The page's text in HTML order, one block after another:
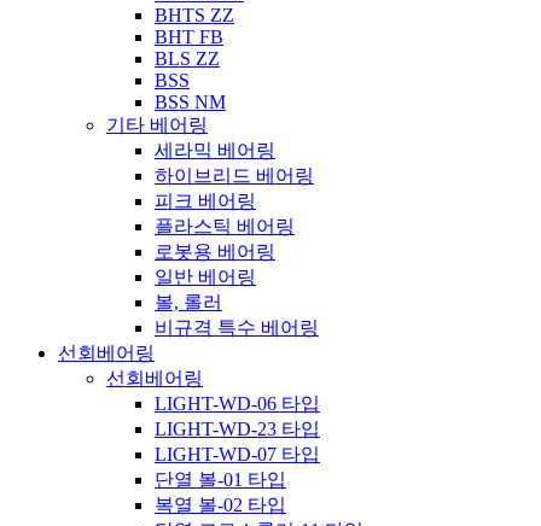
BHTS ZZ
BHT FB
BLS ZZ
BSS
BSS NM
기타 베어링
세라믹 베어링
하이브리드 베어링
피크 베어링
플라스틱 베어링
로봇용 베어링
일반 베어링
볼, 롤러
비규격 특수 베어링
선회베어링
선회베어링
LIGHT-WD-06 타입
LIGHT-WD-23 타입
LIGHT-WD-07 타입
단열 볼-01 타입
복열 볼-02 타입